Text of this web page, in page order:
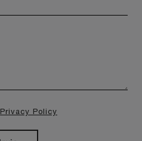
Privacy Policy